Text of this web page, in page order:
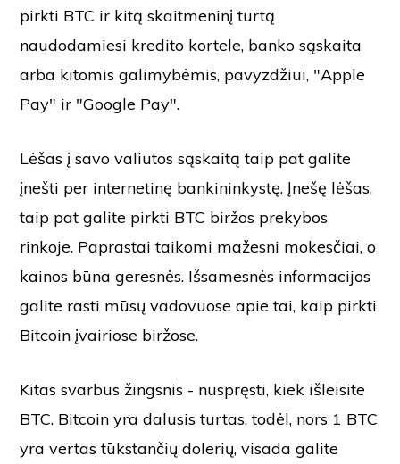
pirkti BTC ir kitą skaitmeninį turtą
naudodamiesi kredito kortele, banko sąskaita
arba kitomis galimybėmis, pavyzdžiui, "Apple
Pay" ir "Google Pay".
Lėšas į savo valiutos sąskaitą taip pat galite
įnešti per internetinę bankininkystę. Įnešę lėšas,
taip pat galite pirkti BTC biržos prekybos
rinkoje. Paprastai taikomi mažesni mokesčiai, o
kainos būna geresnės. Išsamesnės informacijos
galite rasti mūsų vadovuose apie tai, kaip pirkti
Bitcoin įvairiose biržose.
Kitas svarbus žingsnis - nuspręsti, kiek išleisite
BTC. Bitcoin yra dalusis turtas, todėl, nors 1 BTC
yra vertas tūkstančių dolerių, visada galite